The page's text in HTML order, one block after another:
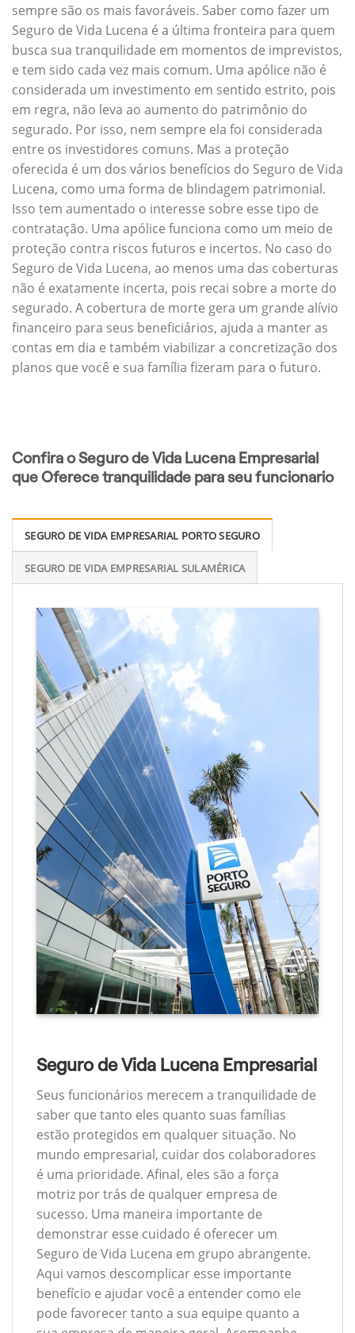
sempre são os mais favoráveis. Saber como fazer um
Seguro de Vida Lucena é a última fronteira para quem
busca sua tranquilidade em momentos de imprevistos,
e tem sido cada vez mais comum. Uma apólice não é
considerada um investimento em sentido estrito, pois
em regra, não leva ao aumento do patrimônio do
segurado. Por isso, nem sempre ela foi considerada
entre os investidores comuns. Mas a proteção
oferecida é um dos vários benefícios do Seguro de Vida
Lucena, como uma forma de blindagem patrimonial.
Isso tem aumentado o interesse sobre esse tipo de
contratação. Uma apólice funciona como um meio de
proteção contra riscos futuros e incertos. No caso do
Seguro de Vida Lucena, ao menos uma das coberturas
não é exatamente incerta, pois recai sobre a morte do
segurado. A cobertura de morte gera um grande alívio
financeiro para seus beneficiários, ajuda a manter as
contas em dia e também viabilizar a concretização dos
planos que você e sua família fizeram para o futuro.
Confira o Seguro de Vida Lucena Empresarial
que Oferece tranquilidade para seu funcionario
SEGURO DE VIDA EMPRESARIAL PORTO SEGURO
SEGURO DE VIDA EMPRESARIAL SULAMÉRICA
Seguro de Vida Lucena Empresarial
Seus funcionários merecem a tranquilidade de
saber que tanto eles quanto suas famílias
estão protegidos em qualquer situação. No
mundo empresarial, cuidar dos colaboradores
é uma prioridade. Afinal, eles são a força
motriz por trás de qualquer empresa de
sucesso. Uma maneira importante de
demonstrar esse cuidado é oferecer um
Seguro de Vida Lucena em grupo abrangente.
Aqui vamos descomplicar esse importante
benefício e ajudar você a entender como ele
pode favorecer tanto a sua equipe quanto a